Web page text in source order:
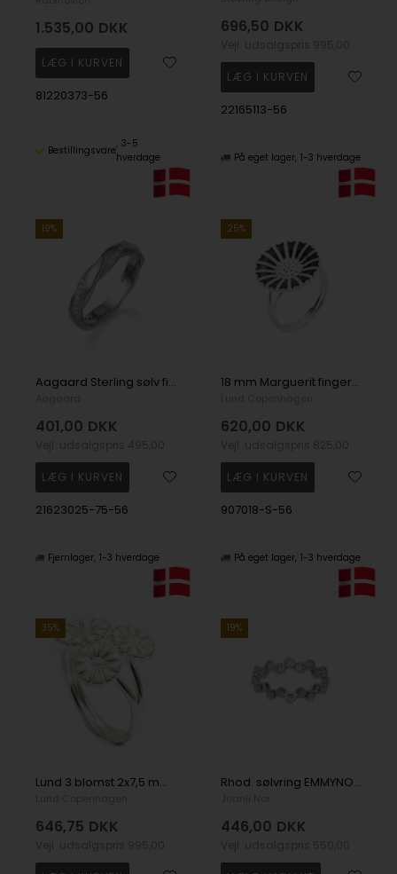
1.535,00 DKK
81220373-56
Bestillingsvare
3-5
hverdage
696,50 DKK
22165113-56
På eget lager 1-3 hverdage
19%
Aagaard Sterling sølv fingerring med zirkonia, ringmål 56
401,00 DKK
21623025-75-56
Fjernlager 1-3 hverdage
25%
18 mm Marguerit fingerring i 925 sølv m/ sort emalje fra Lund Copenhagen
620,00 DKK
907018-S-56
På eget lager 1-3 hverdage
35%
Lund 3 blomst 2x7,5 mm og 1x9 mm Marguerit fingerring i sølv m/ hvid emalje
646,75 DKK
19%
Rhod. sølvring EMMYNOR 4mm, fra Joanli Nor
446,00 DKK